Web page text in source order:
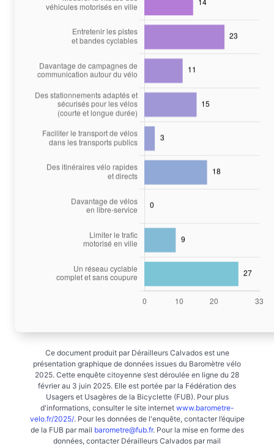
Ce document produit par Dérailleurs Calvados est une
présentation graphique de données issues du Baromètre vélo
2025. Cette enquête citoyenne s’est déroulée en ligne du 28
février au 3 juin 2025. Elle est portée par la Fédération des
Usagers et Usagères de la Bicyclette (FUB). Pour plus
d'informations, consulter le site internet www.barometre-
velo.fr/2025/. Pour les données de l'enquête, contacter l’équipe
de la FUB par mail barometre@fub.fr. Pour la mise en forme des
données, contacter Dérailleurs Calvados par mail